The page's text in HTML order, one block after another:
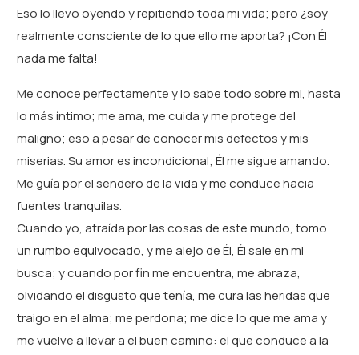
Eso lo llevo oyendo y repitiendo toda mi vida; pero ¿soy
realmente consciente de lo que ello me aporta? ¡Con Él
nada me falta!
Me conoce perfectamente y lo sabe todo sobre mi, hasta
lo más íntimo; me ama, me cuida y me protege del
maligno; eso a pesar de conocer mis defectos y mis
miserias. Su amor es incondicional; Él me sigue amando.
Me guía por el sendero de la vida y me conduce hacia
fuentes tranquilas.
Cuando yo, atraída por las cosas de este mundo, tomo
un rumbo equivocado, y me alejo de Él, Él sale en mi
busca; y cuando por fin me encuentra, me abraza,
olvidando el disgusto que tenía, me cura las heridas que
traigo en el alma; me perdona; me dice lo que me ama y
me vuelve a llevar a el buen camino: el que conduce a la